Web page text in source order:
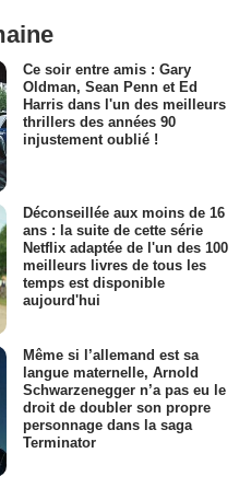
Ce soir entre amis : Gary
Oldman, Sean Penn et Ed
Harris dans l'un des meilleurs
thrillers des années 90
injustement oublié !
Déconseillée aux moins de 16
ans : la suite de cette série
Netflix adaptée de l'un des 100
meilleurs livres de tous les
temps est disponible
aujourd'hui
Même si l’allemand est sa
langue maternelle, Arnold
Schwarzenegger n’a pas eu le
droit de doubler son propre
personnage dans la saga
Terminator